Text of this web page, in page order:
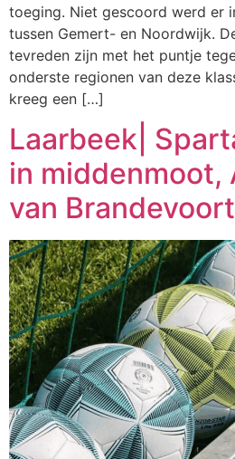
toeging. Niet gescoord werd er
tussen Gemert- en Noordwijk.
tevreden zijn met het puntje
onderste regionen van deze
kreeg een […]
Laarbeek|
in middenmoot,
van Brandevoort